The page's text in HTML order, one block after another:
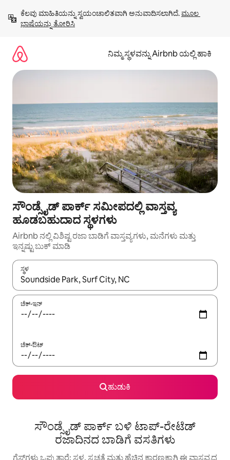
ಹೋಗಿ
ಕೆಲವು ಮಾಹಿತಿಯನ್ನು ಸ್ವಯಂಚಾಲಿತವಾಗಿ ಅನುವಾದಿಸಲಾಗಿದೆ. ಮೂಲ
ಭಾಷೆಯನ್ನು ತೋರಿಸಿ
ನಿಮ್ಮ ಸ್ಥಳವನ್ನು Airbnb ಯಲ್ಲಿ ಹಾಕಿ
ಸೌಂಡ್ಸೈಡ್ ಪಾರ್ಕ್ ಸಮೀಪದಲ್ಲಿ ವಾಸ್ತವ್ಯ
ಹೂಡಬಹುದಾದ ಸ್ಥಳಗಳು
Airbnb ನಲ್ಲಿ ವಿಶಿಷ್ಟ ರಜಾ ಬಾಡಿಗೆ ವಾಸ್ತವ್ಯಗಳು, ಮನೆಗಳು ಮತ್ತು
ಇನ್ನಷ್ಟು ಬುಕ್ ಮಾಡಿ
ಸ್ಥಳ
ಫಲಿತಾಂಶಗಳು ಲಭ್ಯವಿರುವಾಗ, ಅಪ್ ಮತ್ತು ಡೌನ್ ಬಾಣದ ಕೀಲಿಗಳೊಂದಿಗೆ
ಚೆಕ್-ಇನ್
ಚೆಕ್-ಔಟ್
ಹುಡುಕಿ
ಸೌಂಡ್ಸೈಡ್ ಪಾರ್ಕ್ ಬಳಿ ಟಾಪ್-ರೇಟೆಡ್
ರಜಾದಿನದ ಬಾಡಿಗೆ ವಸತಿಗಳು
ಗೆಸ್ಟ್‌ಗಳು ಒಪ್ಪುತ್ತಾರೆ: ಸ್ಥಳ, ಸ್ವಚ್ಛತೆ ಮತ್ತು ಹೆಚ್ಚಿನ ಕಾರಣಕ್ಕಾಗಿ ಈ ವಾಸ್ತವ್ಯದ